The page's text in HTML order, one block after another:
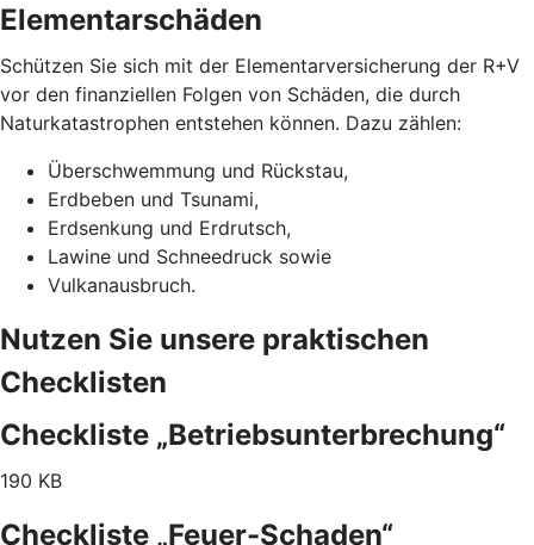
Elementarschäden
Schützen Sie sich mit der Elementarversicherung der R+V
vor den finanziellen Folgen von Schäden, die durch
Naturkatastrophen entstehen können. Dazu zählen:
Überschwemmung und Rückstau,
Erdbeben und Tsunami,
Erdsenkung und Erdrutsch,
Lawine und Schneedruck sowie
Vulkanausbruch.
Nutzen Sie unsere praktischen
Checklisten
Checkliste „Betriebsunterbrechung“
190 KB
Checkliste „Feuer-Schaden“